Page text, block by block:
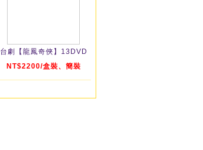
台劇【龍鳳奇俠】13DVD
NT$2200/盒裝、簡裝